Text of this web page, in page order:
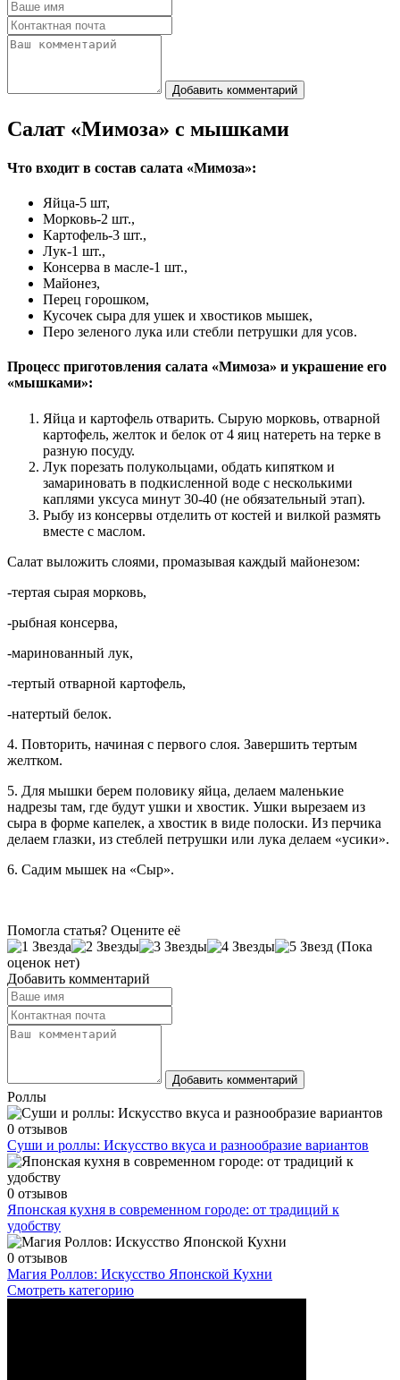
Добавить комментарий
Салат «Мимоза» с мышками
Что входит в состав салата «Мимоза»:
Яйца-5 шт,
Морковь-2 шт.,
Картофель-3 шт.,
Лук-1 шт.,
Консерва в масле-1 шт.,
Майонез,
Перец горошком,
Кусочек сыра для ушек и хвостиков мышек,
Перо зеленого лука или стебли петрушки для усов.
Процесс приготовления салата «Мимоза» и украшение его
«мышками»:
Яйца и картофель отварить. Сырую морковь, отварной
картофель, желток и белок от 4 яиц натереть на терке в
разную посуду.
Лук порезать полукольцами, обдать кипятком и
замариновать в подкисленной воде с несколькими
каплями уксуса минут 30-40 (не обязательный этап).
Рыбу из консервы отделить от костей и вилкой размять
вместе с маслом.
Салат выложить слоями, промазывая каждый майонезом:
-тертая сырая морковь,
-рыбная консерва,
-маринованный лук,
-тертый отварной картофель,
-натертый белок.
4. Повторить, начиная с первого слоя. Завершить тертым
желтком.
5. Для мышки берем половику яйца, делаем маленькие
надрезы там, где будут ушки и хвостик. Ушки вырезаем из
сыра в форме капелек, а хвостик в виде полоски. Из перчика
делаем глазки, из стеблей петрушки или лука делаем «усики».
6. Садим мышек на «Сыр».
Помогла статья? Оцените её
(Пока
оценок нет)
Добавить комментарий
Добавить комментарий
Роллы
0 отзывов
Суши и роллы: Искусство вкуса и разнообразие вариантов
0 отзывов
Японская кухня в современном городе: от традиций к
удобству
0 отзывов
Магия Роллов: Искусство Японской Кухни
Смотреть категорию